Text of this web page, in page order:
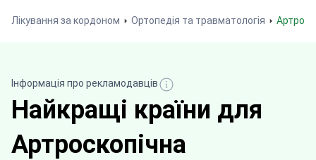
Лікування за кордоном Ортопедія та травматологія
Інформація про рекламодавців
Найкращі країни для
Артроскопічна